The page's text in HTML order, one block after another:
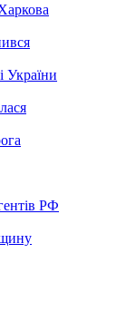
України
РФ